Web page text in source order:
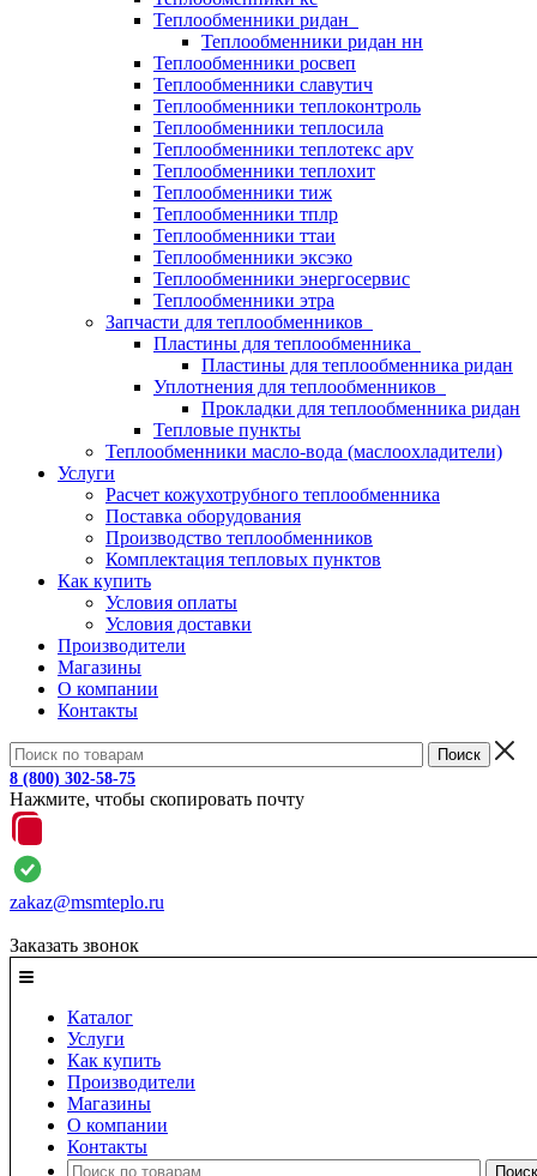
Теплообменники ридан
Теплообменники ридан нн
Теплообменники росвеп
Теплообменники славутич
Теплообменники теплоконтроль
Теплообменники теплосила
Теплообменники теплотекс apv
Теплообменники теплохит
Теплообменники тиж
Теплообменники тплр
Теплообменники ттаи
Теплообменники эксэко
Теплообменники энергосервис
Теплообменники этра
Запчасти для теплообменников
Пластины для теплообменника
Пластины для теплообменника ридан
Уплотнения для теплообменников
Прокладки для теплообменника ридан
Тепловые пункты
Теплообменники масло-вода (маслоохладители)
Услуги
Расчет кожухотрубного теплообменника
Поставка оборудования
Производство теплообменников
Комплектация тепловых пунктов
Как купить
Условия оплаты
Условия доставки
Производители
Магазины
О компании
Контакты
8 (800) 302-58-75
Нажмите, чтобы скопировать почту
zakaz@msmteplo.ru
Заказать звонок
Каталог
Услуги
Как купить
Производители
Магазины
О компании
Контакты